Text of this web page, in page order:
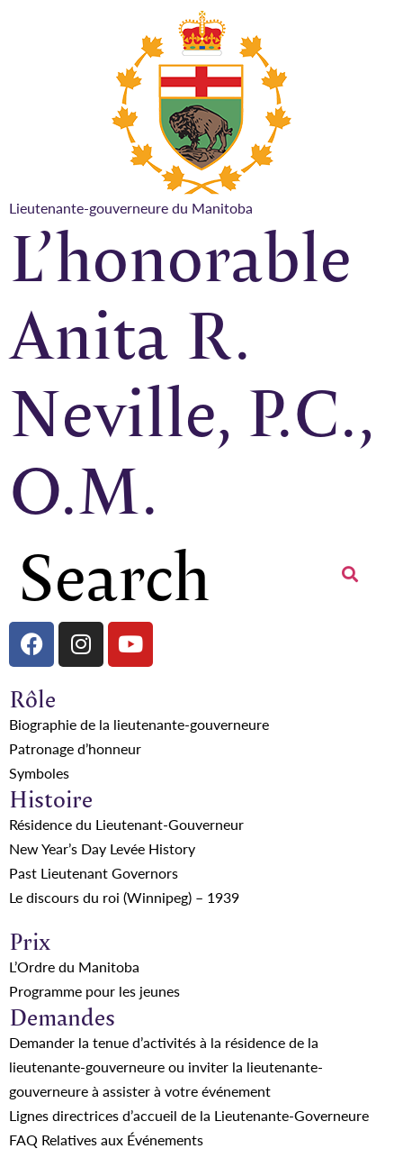
Lieutenante-gouverneure du Manitoba
L’honorable
Anita R.
Neville, P.C.,
O.M.
Rôle
Biographie de la lieutenante-gouverneure
Patronage d’honneur
Symboles
Histoire
Résidence du Lieutenant-Gouverneur
New Year’s Day Levée History
Past Lieutenant Governors
Le discours du roi (Winnipeg) – 1939
Prix
L’Ordre du Manitoba
Programme pour les jeunes
Demandes
Demander la tenue d’activités à la résidence de la
lieutenante-gouverneure ou inviter la lieutenante-
gouverneure à assister à votre événement
Lignes directrices d’accueil de la Lieutenante-Governeure
FAQ Relatives aux Événements